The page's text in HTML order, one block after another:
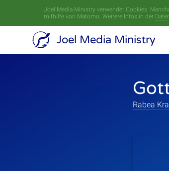
Joel Media Ministry verwendet Cookies.
mithilfe von Matomo. Weitere Infos in der
Joel Media Ministry
Rabea